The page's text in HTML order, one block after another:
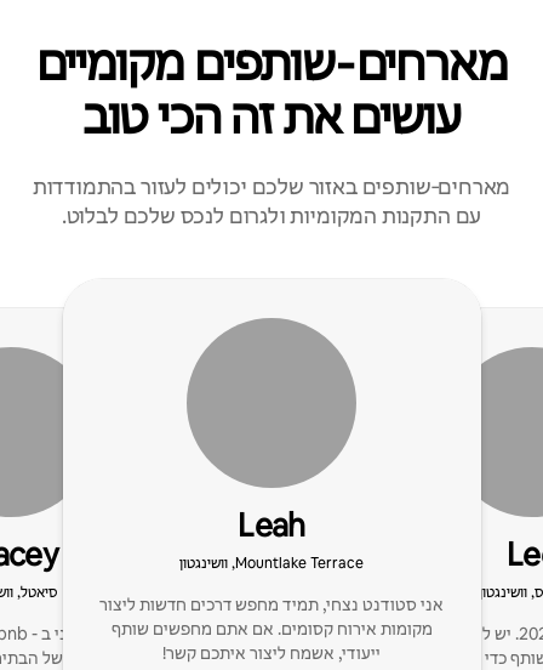
מארחים‑שותפים מקומיים
עושים את זה הכי טוב
מארחים‑שותפים באזור שלכם יכולים לעזור בהתמודדות
עם התקנות המקומיות ולגרום לנכס שלכם לבלוט.
וושינגטון
התחלתי לארח בשנת 2025. יש לי שני נכסים משלי.
כדי לספק תמיכה קלה
Leah
Mountlake Terrace, וושינגטון
אני סטודנט נצחי, תמיד מחפש דרכים חדשות ליצור
מקומות אירוח קסומים. אם אתם מחפשים שותף
ייעודי, אשמח ליצור איתכם קשר!
סיאטל,